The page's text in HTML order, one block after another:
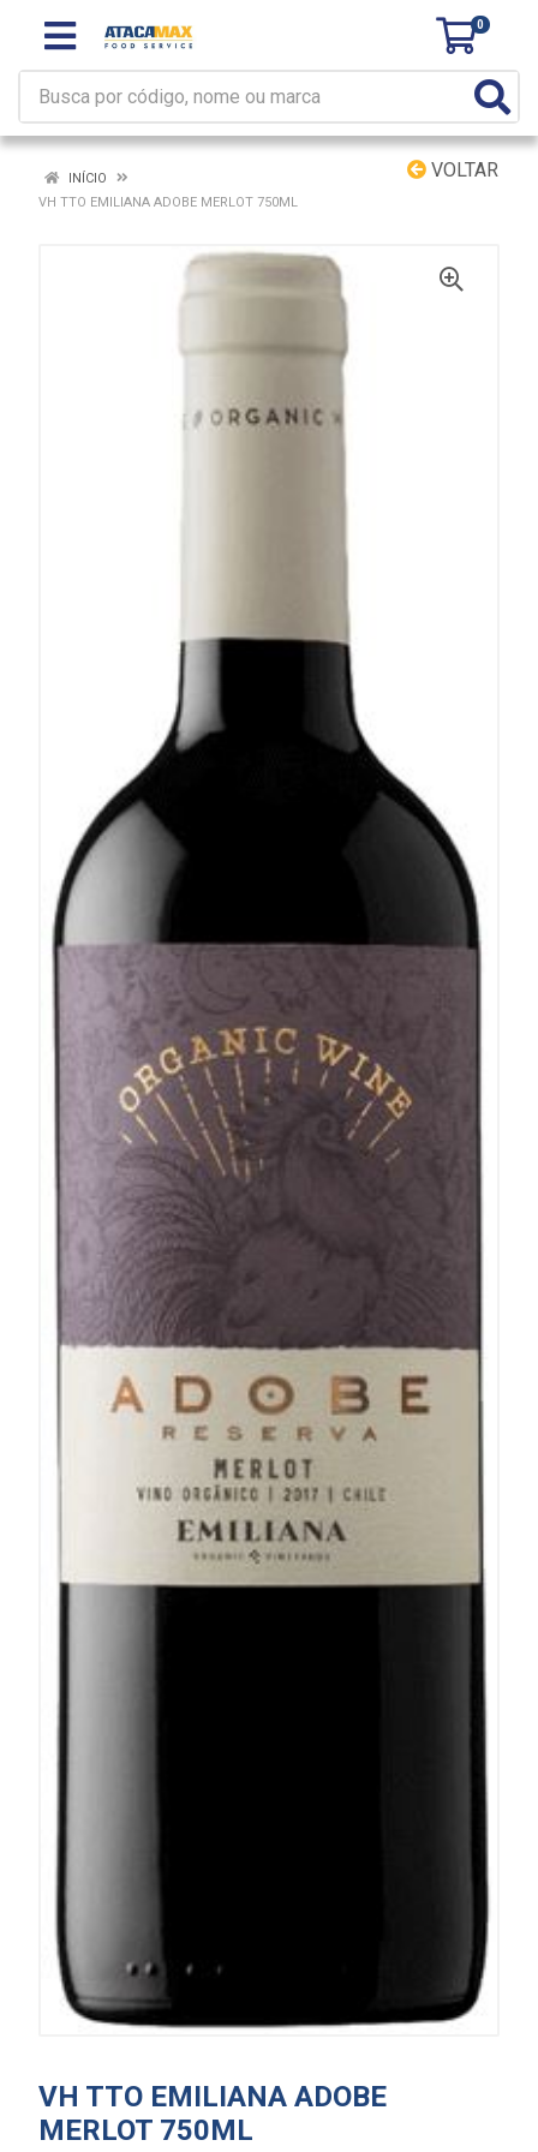
0
VOLTAR
INÍCIO
VH TTO EMILIANA ADOBE MERLOT 750ML
VH TTO EMILIANA ADOBE
MERLOT 750ML